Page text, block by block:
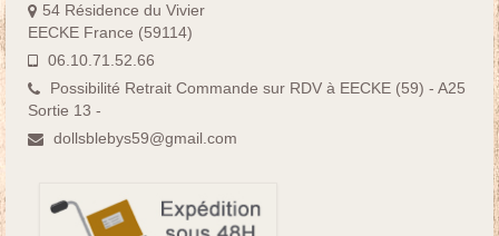
54 Résidence du Vivier
EECKE France (59114)
06.10.71.52.66
Possibilité Retrait Commande sur RDV à EECKE (59) - A25
Sortie 13 -
dollsblebys59@gmail.com